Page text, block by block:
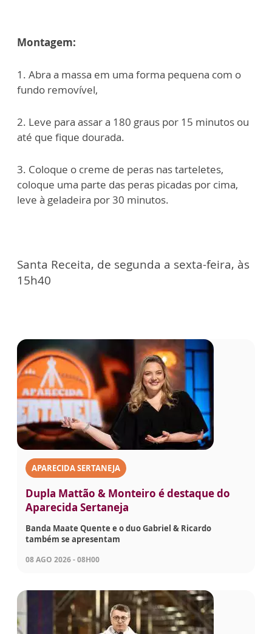
Montagem:
1. Abra a massa em uma forma pequena com o
fundo removível,
2. Leve para assar a 180 graus por 15 minutos ou
até que fique dourada.
3. Coloque o creme de peras nas tarteletes,
coloque uma parte das peras picadas por cima,
leve à geladeira por 30 minutos.
Santa Receita, de segunda a sexta-feira, às
15h40
APARECIDA SERTANEJA
Dupla Mattão & Monteiro é destaque do
Aparecida Sertaneja
Banda Maate Quente e o duo Gabriel & Ricardo
também se apresentam
08 AGO 2026 - 08H00